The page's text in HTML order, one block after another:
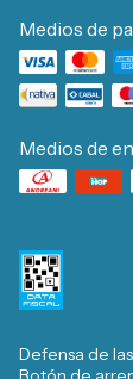
Medios de
Medios de
Defensa de